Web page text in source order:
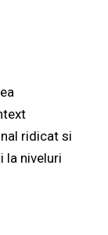
ridicat si
la niveluri